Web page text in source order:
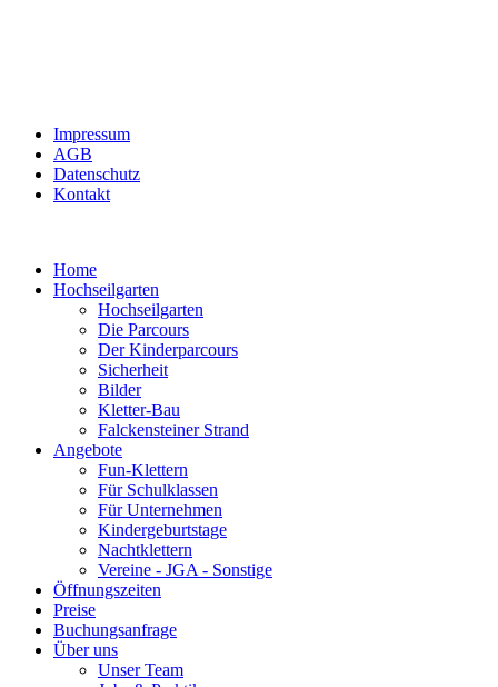
Impressum
AGB
Datenschutz
Kontakt
Home
Hochseilgarten
Hochseilgarten
Die Parcours
Der Kinderparcours
Sicherheit
Bilder
Kletter-Bau
Falckensteiner Strand
Angebote
Fun-Klettern
Für Schulklassen
Für Unternehmen
Kindergeburtstage
Nachtklettern
Vereine - JGA - Sonstige
Öffnungszeiten
Preise
Buchungsanfrage
Über uns
Unser Team